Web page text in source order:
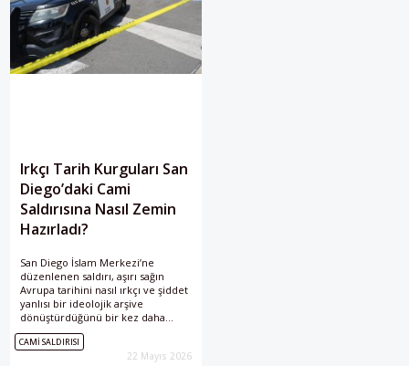
Irkçı Tarih Kurguları San
Diego’daki Cami
Saldırısına Nasıl Zemin
Hazırladı?
San Diego İslam Merkezi’ne
düzenlenen saldırı, aşırı sağın
Avrupa tarihini nasıl ırkçı ve şiddet
yanlısı bir ideolojik arşive
dönüştürdüğünü bir kez daha
gösterdi. Hitler, SS, Haçlı Seferleri
ve “ırk savaşı” imgeleri;
Christchurch’ten Norveç’e, San
CAMI SALDIRISI
22 Mayıs 2026